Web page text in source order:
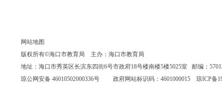
网站地图
版权所有©海口市教育局 主办：海口市教育局
地址：海口市秀英区长滨东四街6号市政府18号楼南楼5楼5025室 邮编：
琼公网安备 46010502000336号 政府网站标识码：4601000015 琼ICP备